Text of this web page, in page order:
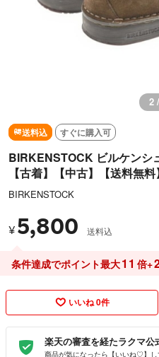
3
送料込 すぐに購入可
BIRKENSTOCK ビルケンシ
【古着】【中古】【送料無料
BIRKENSTOCK
¥ 5,800 送料込
条件達成でポイント最大11 倍+
いいね 0件
楽天の審査を経たラクマ公
商品が気になったら【いいね♡】し